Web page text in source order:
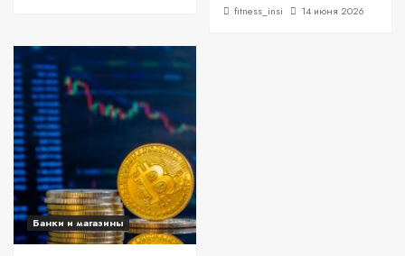
fitness_insi 14 июня 2026
Банки и магазины